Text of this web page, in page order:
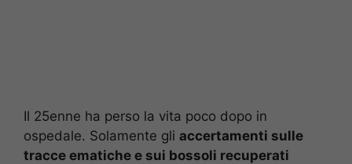
Il 25enne ha perso la vita poco dopo in
ospedale. Solamente gli accertamenti sulle
tracce ematiche e sui bossoli recuperati